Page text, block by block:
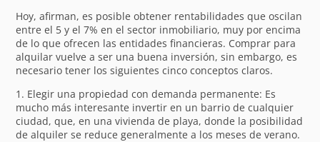
Hoy, afirman, es posible obtener rentabilidades que oscilan
entre el 5 y el 7% en el sector inmobiliario, muy por encima
de lo que ofrecen las entidades financieras. Comprar para
alquilar vuelve a ser una buena inversión, sin embargo, es
necesario tener los siguientes cinco conceptos claros.
1. Elegir una propiedad con demanda permanente: Es
mucho más interesante invertir en un barrio de cualquier
ciudad, que, en una vivienda de playa, donde la posibilidad
de alquiler se reduce generalmente a los meses de verano.